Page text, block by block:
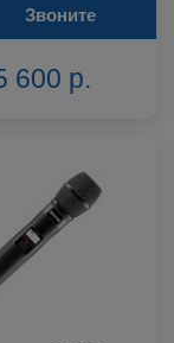
Звоните
600 р.